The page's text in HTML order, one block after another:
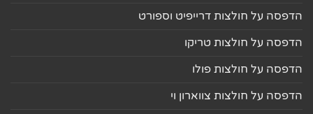
הדפסה על חולצות דרייפיט וספורט
הדפסה על חולצות טריקו
הדפסה על חולצות פולו
הדפסה על חולצות צווארון וי